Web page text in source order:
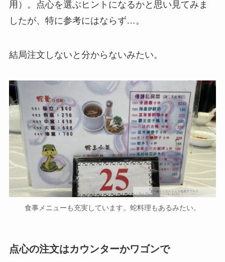
用）。点心を選ぶヒントになるかと思い見てみま
したが、特に参考にはならず…。
結局注文しないと分からないみたい。
食事メニューも充実しています。蛇料理もあるみたい。
点心の注文はカウンターかワゴンで